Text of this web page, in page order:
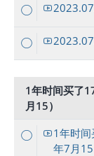
1年时间买了
月15）
1年时
年7月